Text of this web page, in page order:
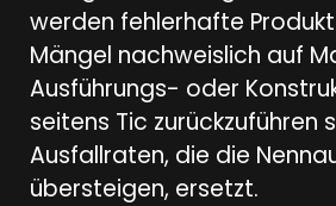
werden fehlerhafte
Mängel nachweislich auf
Ausführungs- oder
seitens Tic zurückzuführen
Ausfallraten, die die
übersteigen, ersetzt.